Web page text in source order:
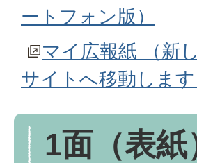
ートフォン版）
マイ広報紙 （新
サイトへ移動します
1面（表紙